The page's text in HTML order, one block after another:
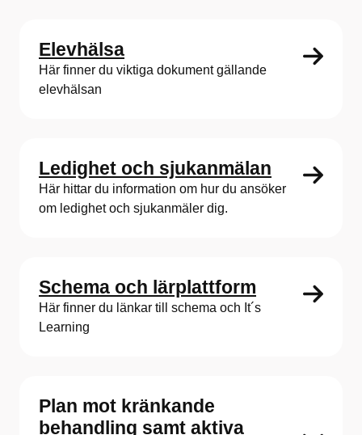
Elevhälsa
Här finner du viktiga dokument gällande
elevhälsan
Ledighet och sjukanmälan
Här hittar du information om hur du ansöker
om ledighet och sjukanmäler dig.
Schema och lärplattform
Här finner du länkar till schema och It´s
Learning
Plan mot kränkande
behandling samt aktiva